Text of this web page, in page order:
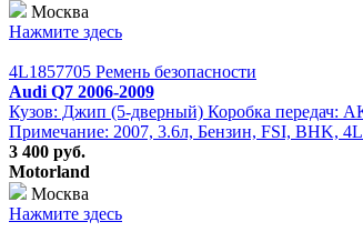
Москва
Нажмите здесь
4L1857705 Ремень безопасности
Audi Q7 2006-2009
Кузов: Джип (5-дверный) Коробка передач:
Примечание: 2007, 3.6л, Бензин, FSI, BHK,
3 400 руб.
Motorland
Москва
Нажмите здесь